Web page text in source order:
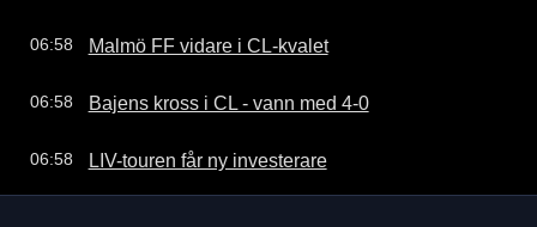
06:58 Malmö FF vidare i CL-kvalet
06:58 Bajens kross i CL - vann med 4-0
06:58 LIV-touren får ny investerare